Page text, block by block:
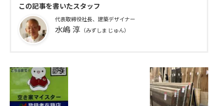
この記事を書いたスタッフ
代表取締役社長、建築デザイナー
水嶋 淳 （みずしま じゅん）